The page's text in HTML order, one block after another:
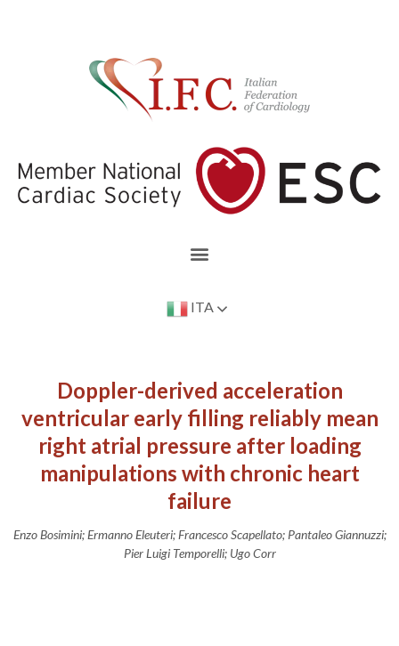
ITA
Doppler-derived acceleration
ventricular early filling reliably mean
right atrial pressure after loading
manipulations with chronic heart
failure
Enzo Bosimini; Ermanno Eleuteri; Francesco Scapellato; Pantaleo Giannuzzi;
Pier Luigi Temporelli; Ugo Corr